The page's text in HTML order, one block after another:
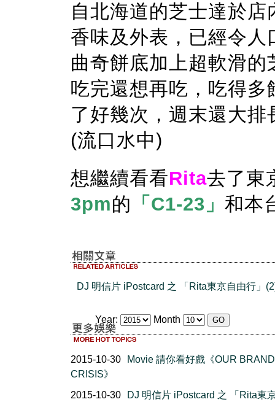
自北海道的芝士達於
香味及外表，已經令
曲奇餅底加上超軟滑的
吃完還想再吃，吃得多
了好幾次，週末還大
(流口水中)
想繼續看看Rita去了東
3pm的 「C1-23」 和本
DJ 明信片 iPostcard 之 「Rita東京自由行」
Year: Month
2015-10-30
Movie 請你看好戲《OUR
CRISIS》
2015-10-30
DJ 明信片 iPostcard 之 「Rita東